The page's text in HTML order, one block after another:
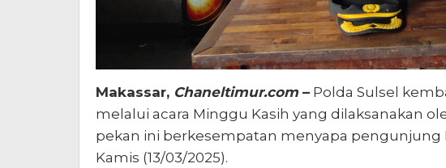
Makassar, Chaneltimur.com– Polda Sulsel
melalui acara Minggu Kasih yang dilaksanakan
pekan ini berkesempatan menyapa pengunjung
Kamis (13/03/2025).